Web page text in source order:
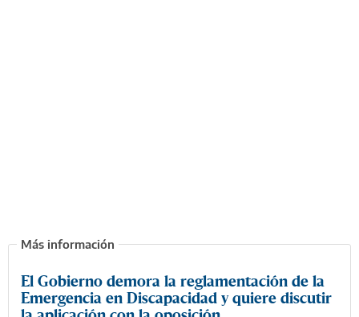
El Gobierno demora la reglamentación de la
Emergencia en Discapacidad y quiere discutir